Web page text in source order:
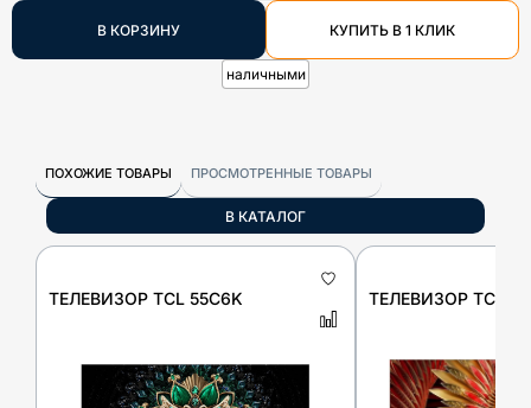
В КОРЗИНУ КУПИТЬ В 1 КЛИК
наличными
ПОХОЖИЕ ТОВАРЫ ПРОСМОТРЕННЫЕ ТОВАРЫ
В КАТАЛОГ
ТЕЛЕВИЗОР TCL 55C6K ТЕЛЕВИЗОР TCL